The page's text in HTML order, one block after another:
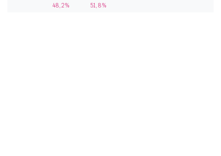
48,2% 51,8%